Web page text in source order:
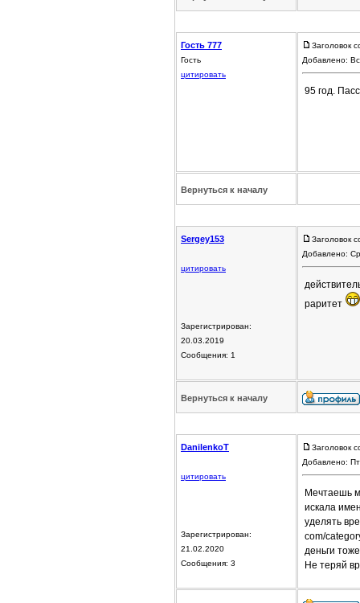
Гость 777
Гость
цитировать
Заголовок
Добавлено:
95 год.
Вернуться к началу
Sergey153
цитировать
Зарегистрирован:
20.03.2019
Сообщения: 1
Заголовок
Добавлено:
раритет
Вернуться к началу
DanilenkoT
цитировать
Зарегистрирован:
21.02.2020
Сообщения: 3
Заголовок
Добавлено:
Мечтаешь
искала
уделять
com/
деньги
Не теряй